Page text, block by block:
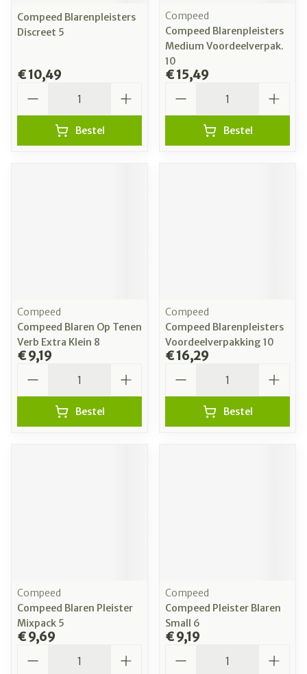
Compeed Blarenpleisters
Discreet 5
€ 10,49
Bestel
Compeed
Compeed Blarenpleisters
Medium Voordeelverpak.
10
€ 15,49
Bestel
Compeed
Compeed Blaren Op Tenen
Verb Extra Klein 8
€ 9,19
Bestel
Compeed
Compeed Blarenpleisters
Voordeelverpakking 10
€ 16,29
Bestel
Compeed
Compeed Blaren Pleister
Mixpack 5
€ 9,69
Compeed
Compeed Pleister Blaren
Small 6
€ 9,19